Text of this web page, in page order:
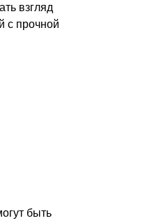
взгляд
с прочной
быть